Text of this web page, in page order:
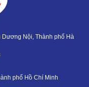
Nội, Thành phố Hà
phố Hồ Chí Minh